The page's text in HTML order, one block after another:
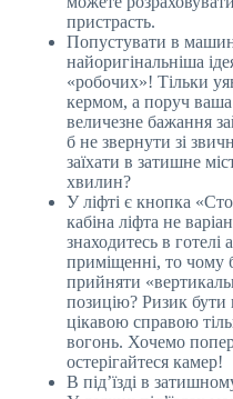
пристрасть.
Попустувати в
найоригінальніша
«робочих»! Тільки
кермом, а поруч ваша
величезне бажання
б не звернути зі
заїхати в затишне
хвилин?
У ліфті є кнопка
кабіна ліфта не
знаходитесь в
приміщенні, то чому
прийняти
позицію? Ризик
цікавою справою
вогонь. Хочемо
остерігайтеся камер!
В під’їзді в